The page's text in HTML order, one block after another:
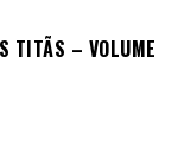
TITÃS – VOLUME